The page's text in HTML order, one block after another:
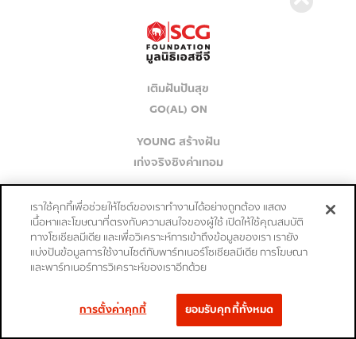
เติมฝันปันสุข
GO(AL) ON
YOUNG สร้างฝัน
เก่งจริงชิงค่าเทอม
ติดต่อเรา
เราใช้คุกกี้เพื่อช่วยให้ไซต์ของเราทำงานได้อย่างถูกต้อง แสดง
เนื้อหาและโฆษณาที่ตรงกับความสนใจของผู้ใช้ เปิดให้ใช้คุณสมบัติ
ทางโซเชียลมีเดีย และเพื่อวิเคราะห์การเข้าถึงข้อมูลของเรา เรายัง
แบ่งปันข้อมูลการใช้งานไซต์กับพาร์ทเนอร์โซเชียลมีเดีย การโฆษณา
และพาร์ทเนอร์การวิเคราะห์ของเราอีกด้วย
การตั้งค่าคุกกี้ ยอมรับคุกกี้ทั้งหมด